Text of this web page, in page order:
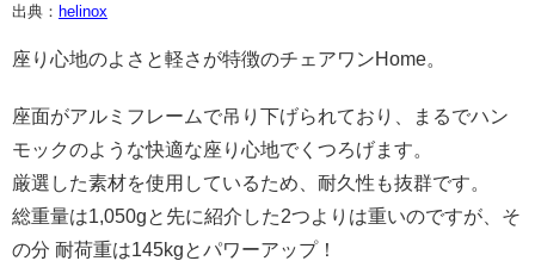
出典： helinox
座り心地のよさと軽さが特徴のチェアワンHome。
座面がアルミフレームで吊り下げられており、まるでハン
モックのような快適な座り心地でくつろげます。
厳選した素材を使用しているため、耐久性も抜群です。
総重量は1,050gと先に紹介した2つよりは重いのですが、そ
の分 耐荷重は145kgとパワーアップ！